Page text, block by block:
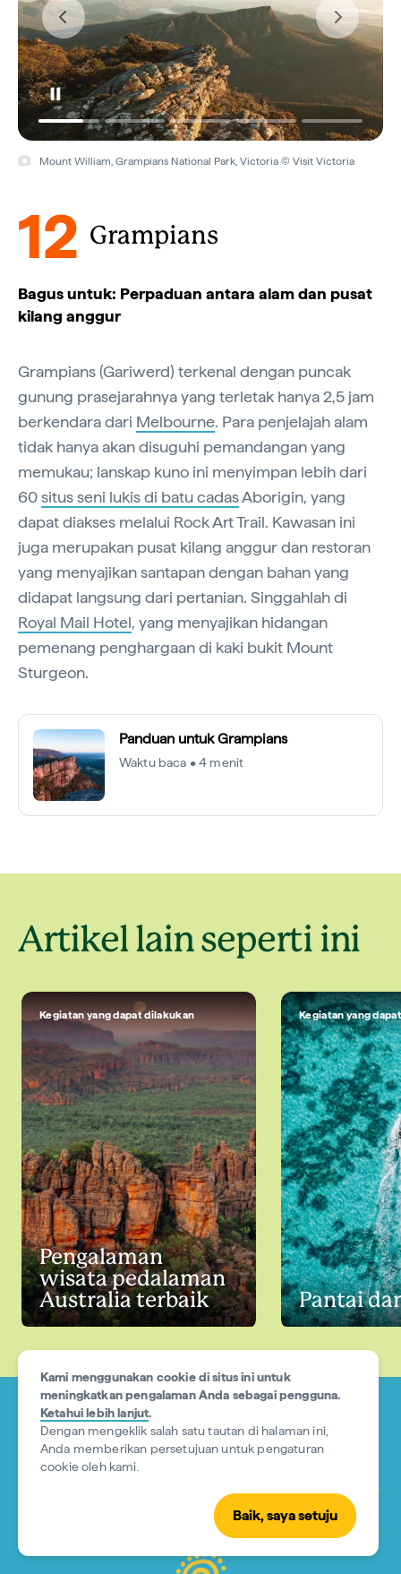
Mount William, Grampians National Park, Victoria © Visit Victoria
12 Grampians
Bagus untuk: Perpaduan antara alam dan pusat
kilang anggur
Grampians (Gariwerd) terkenal dengan puncak
gunung prasejarahnya yang terletak hanya 2,5 jam
berkendara dari Melbourne. Para penjelajah alam
tidak hanya akan disuguhi pemandangan yang
memukau; lanskap kuno ini menyimpan lebih dari
60situs seni lukis di batu cadasAborigin, yang
dapat diakses melalui Rock Art Trail. Kawasan ini
juga merupakan pusat kilang anggur dan restoran
yang menyajikan santapan dengan bahan yang
didapat langsung dari pertanian. Singgahlah di
Royal Mail Hotel, yang menyajikan hidangan
pemenang penghargaan di kaki bukit Mount
Sturgeon.
Panduan untuk Grampians
Waktu baca • 4 menit
Artikel lain seperti ini
Kegiatan yang dapat dilakukan
Pengalaman
wisata pedalaman
Australia terbaik
Kegiatan yang
Pantai
Kami menggunakan cookie di situs ini untuk
meningkatkan pengalaman Anda sebagai pengguna.
Ketahui lebih lanjut.
Dengan mengeklik salah satu tautan di halaman ini,
Anda memberikan persetujuan untuk pengaturan
cookie oleh kami.
Baik, saya setuju
Acknowledgement of Country